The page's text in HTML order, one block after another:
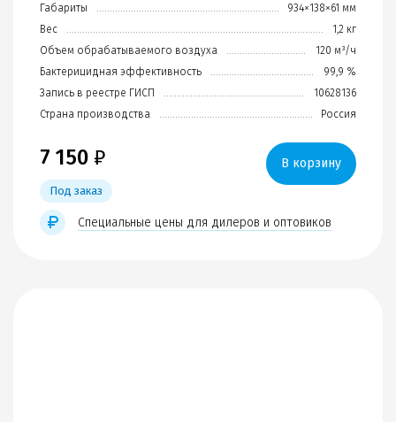
Габариты
934×138×61 мм
Вес
1,2 кг
Объем обрабатываемого воздуха
120 м³/ч
Бактерицидная эффективность
99,9 %
Запись в реестре ГИСП
10628136
Страна производства
Россия
7 150 ₽
Под заказ
Специальные цены для дилеров и оптовиков
В корзину